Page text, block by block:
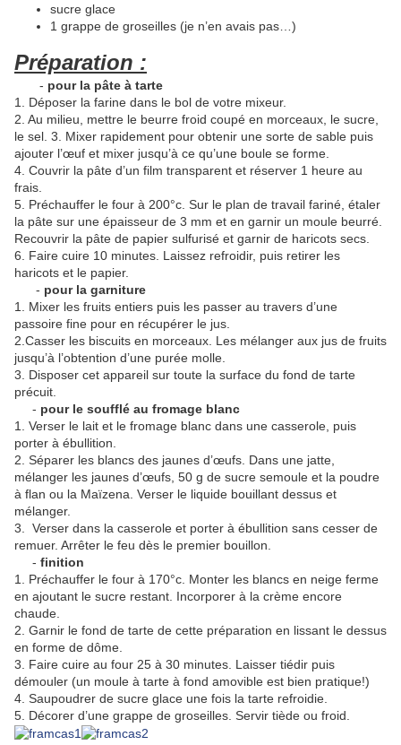
sucre glace
1 grappe de groseilles (je n’en avais pas…)
Préparation :
- pour la pâte à tarte
1. Déposer la farine dans le bol de votre mixeur.
2. Au milieu, mettre le beurre froid coupé en morceaux, le sucre,
le sel. 3. Mixer rapidement pour obtenir une sorte de sable puis
ajouter l’œuf et mixer jusqu’à ce qu’une boule se forme.
4. Couvrir la pâte d’un film transparent et réserver 1 heure au
frais.
5. Préchauffer le four à 200°c. Sur le plan de travail fariné, étaler
la pâte sur une épaisseur de 3 mm et en garnir un moule beurré.
Recouvrir la pâte de papier sulfurisé et garnir de haricots secs.
6. Faire cuire 10 minutes. Laissez refroidir, puis retirer les
haricots et le papier.
- pour la garniture
1. Mixer les fruits entiers puis les passer au travers d’une
passoire fine pour en récupérer le jus.
2.Casser les biscuits en morceaux. Les mélanger aux jus de fruits
jusqu’à l’obtention d’une purée molle.
3. Disposer cet appareil sur toute la surface du fond de tarte
précuit.
- pour le soufflé au fromage blanc
1. Verser le lait et le fromage blanc dans une casserole, puis
porter à ébullition.
2. Séparer les blancs des jaunes d’œufs. Dans une jatte,
mélanger les jaunes d’œufs, 50 g de sucre semoule et la poudre
à flan ou la Maïzena. Verser le liquide bouillant dessus et
mélanger.
3. Verser dans la casserole et porter à ébullition sans cesser de
remuer. Arrêter le feu dès le premier bouillon.
- finition
1. Préchauffer le four à 170°c. Monter les blancs en neige ferme
en ajoutant le sucre restant. Incorporer à la crème encore
chaude.
2. Garnir le fond de tarte de cette préparation en lissant le dessus
en forme de dôme.
3. Faire cuire au four 25 à 30 minutes. Laisser tiédir puis
démouler (un moule à tarte à fond amovible est bien pratique!)
4. Saupoudrer de sucre glace une fois la tarte refroidie.
5. Décorer d’une grappe de groseilles. Servir tiède ou froid.